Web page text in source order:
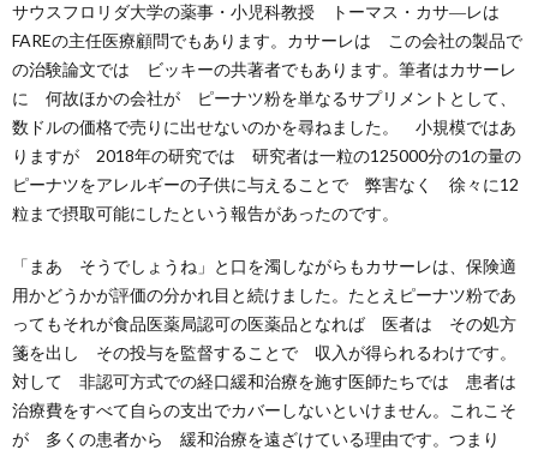
サウスフロリダ大学の薬事・小児科教授 トーマス・カサ―レは
FAREの主任医療顧問でもあります。カサーレは この会社の製品で
の治験論文では ビッキーの共著者でもあります。筆者はカサーレ
に 何故ほかの会社が ピーナツ粉を単なるサプリメントとして、
数ドルの価格で売りに出せないのかを尋ねました。 小規模ではあ
りますが 2018年の研究では 研究者は一粒の125000分の1の量の
ピーナツをアレルギーの子供に与えることで 弊害なく 徐々に12
粒まで摂取可能にしたという報告があったのです。
「まあ そうでしょうね」と口を濁しながらもカサーレは、保険適
用かどうかが評価の分かれ目と続けました。たとえピーナツ粉であ
ってもそれが食品医薬局認可の医薬品となれば 医者は その処方
箋を出し その投与を監督することで 収入が得られるわけです。
対して 非認可方式での経口緩和治療を施す医師たちでは 患者は
治療費をすべて自らの支出でカバーしないといけません。これこそ
が 多くの患者から 緩和治療を遠ざけている理由です。つまり